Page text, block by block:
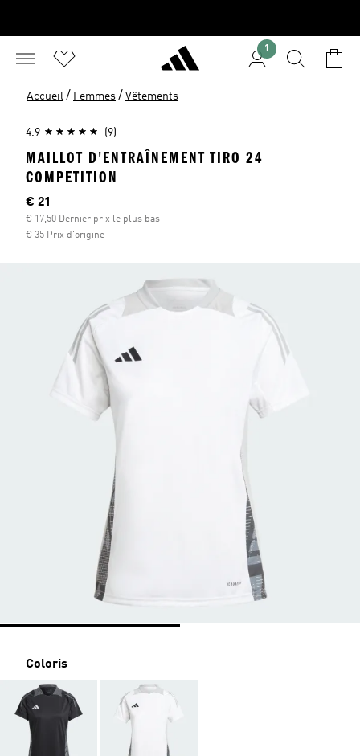
1
Accueil / Femmes / Vêtements
4.9 (9)
MAILLOT D'ENTRAÎNEMENT TIRO 24
COMPETITION
Current price
€ 21
€ 17,50 Dernier prix le plus bas
€ 35 Prix d'origine
Coloris